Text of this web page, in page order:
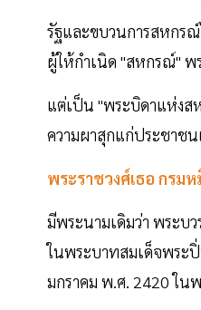
รัฐและขบวนการสหกร
ผู้ให้กำเนิด "สหกรณ์" พ
แต่เป็น "พระบิดาแห่งส
ความผาสุกแก่ประชาช
พระราชวงศ์เธอ กรม
มีพระนามเดิมว่า พระบ
ในพระบาทสมเด็จพระ
มกราคม พ.ศ. 2420 ใน